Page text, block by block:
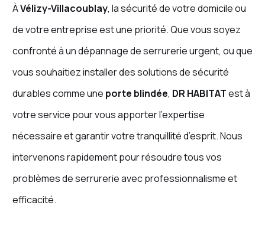
ÀVélizy-Villacoublay, la sécurité de votre domicile ou
de votre entreprise est une priorité. Que vous soyez
confronté à un dépannage de serrurerie urgent, ou que
vous souhaitiez installer des solutions de sécurité
durables comme une porte blindée, DR HABITATest à
votre service pour vous apporter l’expertise
nécessaire et garantir votre tranquillité d’esprit. Nous
intervenons rapidement pour résoudre tous vos
problèmes de serrurerie avec professionnalisme et
efficacité.